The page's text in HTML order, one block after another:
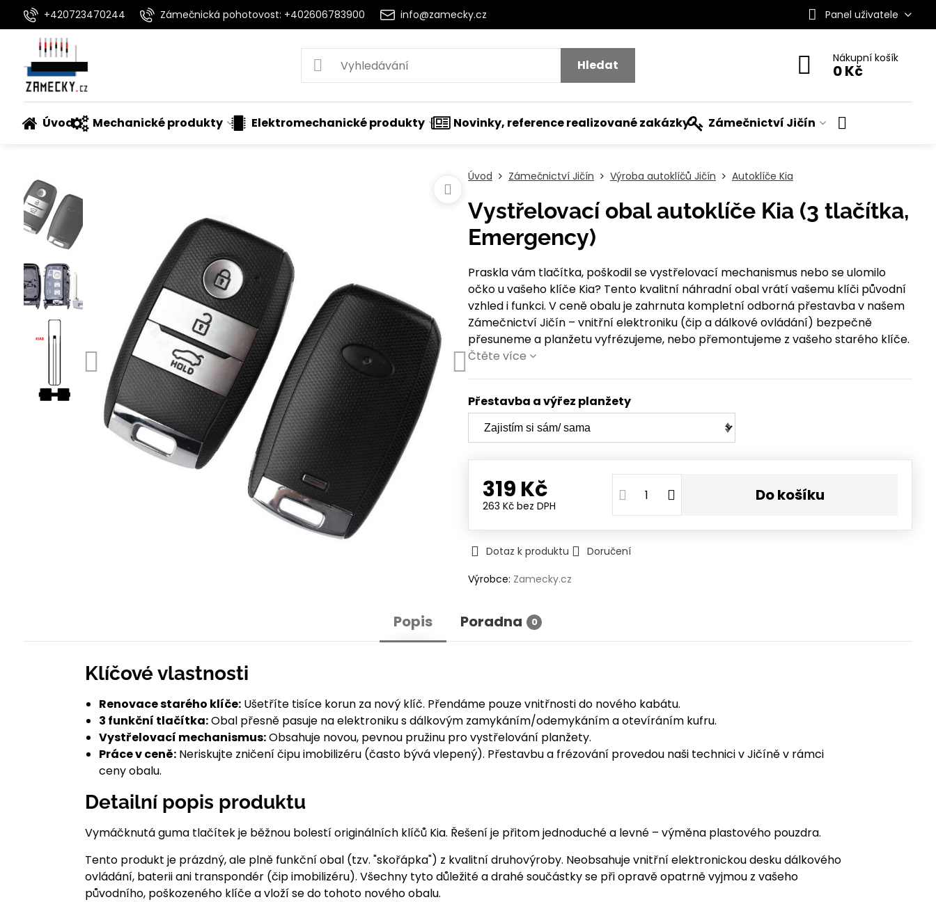
+420723470244 Zámečnická pohotovost: +402606783900 info@zamecky.cz Panel uživatele
Hledat Nákupní košík
0 Kč
Úvod Mechanické produkty Elektromechanické produkty Novinky, reference realizované zakázky Zámečnictví Jičín
Úvod Zámečnictví Jičín Výroba autoklíčů Jičín Autoklíče Kia
Vystřelovací obal autoklíče Kia (3 tlačítka,
Emergency)
Praskla vám tlačítka, poškodil se vystřelovací mechanismus nebo se ulomilo
očko u vašeho klíče Kia? Tento kvalitní náhradní obal vrátí vašemu klíči původní
vzhled i funkci. V ceně obalu je zahrnuta kompletní odborná přestavba v našem
Zámečnictví Jičín – vnitřní elektroniku (čip a dálkové ovládání) bezpečně
přesuneme a planžetu vyfrézujeme, nebo přemontujeme z vašeho starého klíče.
Čtěte více
Přestavba a výřez planžety
319 Kč
263 Kč bez DPH
Do košíku
Dotaz k produktu
Doručení
Výrobce: Zamecky.cz
Popis Poradna 0
Klíčové vlastnosti
Renovace starého klíče:Ušetříte tisíce korun za nový klíč. Přendáme pouze vnitřnosti do nového kabátu.
3 funkční tlačítka:Obal přesně pasuje na elektroniku s dálkovým zamykáním/odemykáním a otevíráním kufru.
Vystřelovací mechanismus:Obsahuje novou, pevnou pružinu pro vystřelování planžety.
Práce v ceně:Neriskujte zničení čipu imobilizéru (často bývá vlepený). Přestavbu a frézování provedou naši technici v Jičíně v rámci
ceny obalu.
Detailní popis produktu
Vymáčknutá guma tlačítek je běžnou bolestí originálních klíčů Kia. Řešení je přitom jednoduché a levné – výměna plastového pouzdra.
Tento produkt je prázdný, ale plně funkční obal (tzv. "skořápka") z kvalitní druhovýroby. Neobsahuje vnitřní elektronickou desku dálkového
ovládání, baterii ani transpondér (čip imobilizéru). Všechny tyto důležité a drahé součástky se při opravě opatrně vyjmou z vašeho
původního, poškozeného klíče a vloží se do tohoto nového obalu.